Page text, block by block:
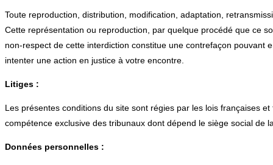
Toute reproduction, distribution, modification, adaptation,
Cette représentation ou reproduction, par quelque procédé que ce
non-respect de cette interdiction constitue une contrefaçon pouvant
intenter une action en justice à votre encontre.
Litiges :
Les présentes conditions du site sont régies par les lois françaises
compétence exclusive des tribunaux dont dépend le siège social
Données personnelles :